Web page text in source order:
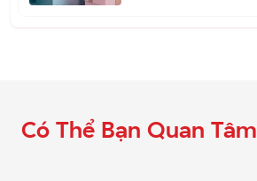
Có Thể Bạn Quan Tâm